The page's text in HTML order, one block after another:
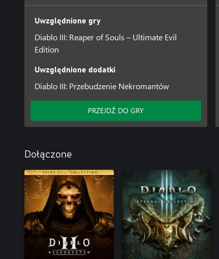
Uwzględnione gry
Diablo III: Reaper of Souls – Ultimate Evil
Edition
Uwzględnione dodatki
Diablo III: Przebudzenie Nekromantów
PRZEJDŹ DO GRY
Dołączone